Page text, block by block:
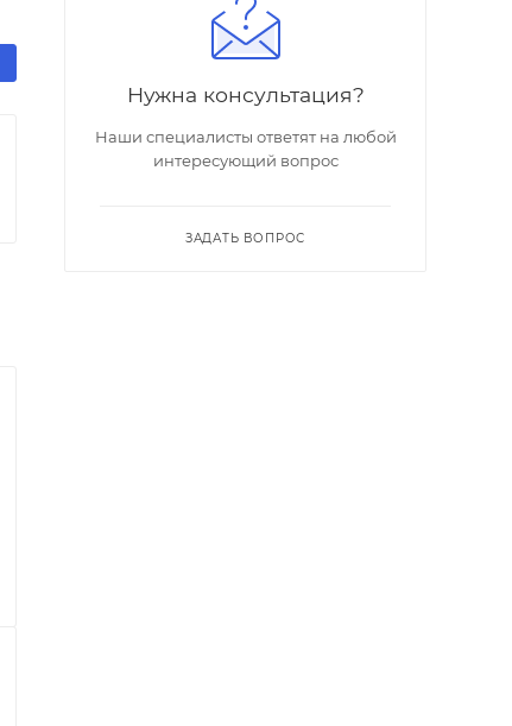
Нужна консультация?
Наши специалисты ответят на любой
интересующий вопрос
ЗАДАТЬ ВОПРОС